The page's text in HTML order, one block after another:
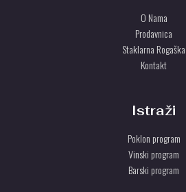
O Nama
Prodavnica
Staklarna Rogaška
Kontakt
Istraži
Poklon program
Vinski program
Barski program